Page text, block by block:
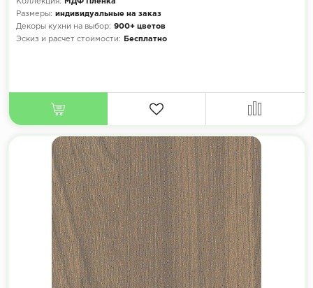
Коллекция:
МДФ Плёнка
Размеры: индивидуальные на заказ
Декоры кухни на выбор: 900+ цветов
Эскиз и расчет стоимости:
Бесплатно